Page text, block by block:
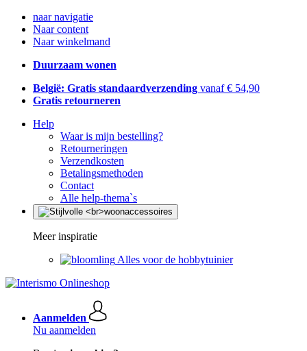
naar navigatie
Naar content
Naar winkelmand
Duurzaam wonen
België: Gratis standaardverzending vanaf € 54,90
Gratis retourneren
Help
Waar is mijn bestelling?
Retourneringen
Verzendkosten
Betalingsmethoden
Contact
Alle help-thema`s
Meer inspiratie
Alles voor de hobbytuinier
Aanmelden
Nu aanmelden